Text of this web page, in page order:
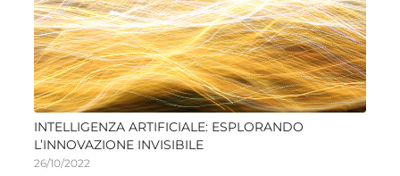
INTELLIGENZA ARTIFICIALE: ESPLORANDO
L’INNOVAZIONE INVISIBILE
26/10/2022